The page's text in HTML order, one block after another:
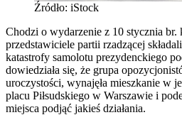
Źródło: iStock
Chodzi o wydarzenie z 10 stycznia br.
przedstawiciele partii rzadzącej
katastrofy samolotu prezydenckiego
dowiedziała się, że grupa
uroczystości, wynajęła mieszkanie w
placu Piłsudskiego w Warszawie i
miejsca podjąć jakieś działania.